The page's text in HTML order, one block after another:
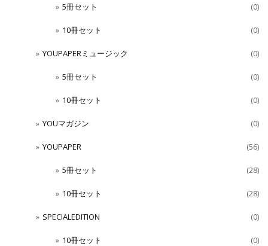
5冊セット (0)
10冊セット (0)
YOUPAPERミュージック (0)
5冊セット (0)
10冊セット (0)
YOUマガジン (0)
YOUPAPER (56)
5冊セット (28)
10冊セット (28)
SPECIALEDITION (0)
10冊セット (0)